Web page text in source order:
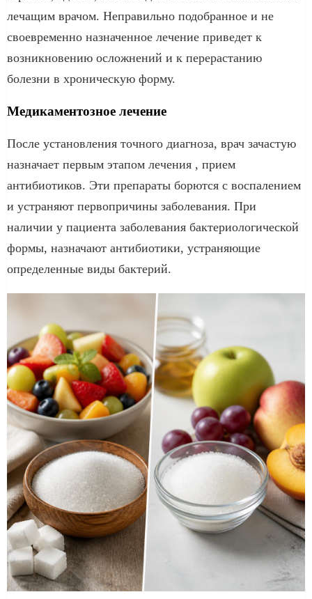
лечащим врачом. Неправильно подобранное и не
своевременно назначенное лечение приведет к
возникновению осложнений и к перерастанию
болезни в хроническую форму.
Медикаментозное лечение
После установления точного диагноза, врач зачастую
назначает первым этапом лечения , прием
антибиотиков. Эти препараты борются с воспалением
и устраняют первопричины заболевания. При
наличии у пациента заболевания бактериологической
формы, назначают антибиотики, устраняющие
определенные виды бактерий.